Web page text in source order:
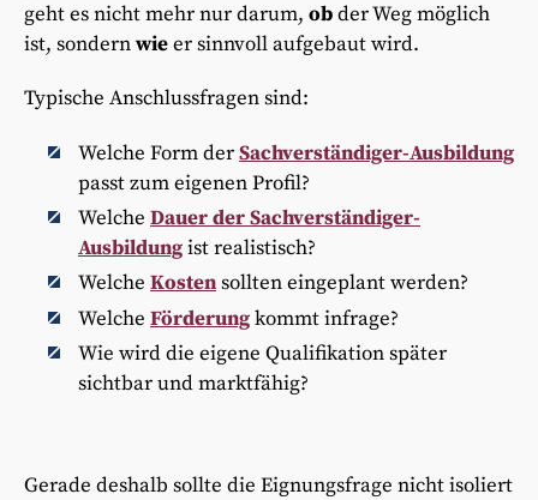
geht es nicht mehr nur darum, obder Weg möglich
ist, sondernwieer sinnvoll aufgebaut wird.
Typische Anschlussfragen sind:
Welche Form derSachverständiger-Ausbildung
passt zum eigenen Profil?
Welche Dauer der Sachverständiger-
Ausbildungist realistisch?
Welche Kostensollten eingeplant werden?
Welche Förderungkommt infrage?
Wie wird die eigene Qualifikation später
sichtbar und marktfähig?
Gerade deshalb sollte die Eignungsfrage nicht isoliert